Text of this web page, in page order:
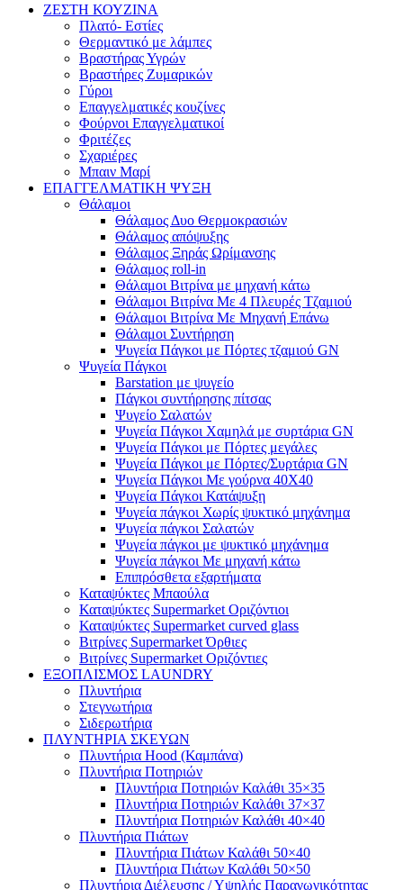
ΖΕΣΤΗ ΚΟΥΖΙΝΑ
Πλατό- Εστίες
Θερμαντικό με λάμπες
Βραστήρας Υγρών
Βραστήρες Ζυμαρικών
Γύροι
Επαγγελματικές κουζίνες
Φούρνοι Επαγγελματικοί
Φριτέζες
Σχαριέρες
Μπαιν Μαρί
ΕΠΑΓΓΕΛΜΑΤΙΚΗ ΨΥΞΗ
Θάλαμοι
Θάλαμος Δυο Θερμοκρασιών
Θάλαμος απόψυξης
Θάλαμος Ξηράς Ωρίμανσης
Θάλαμος roll-in
Θάλαμοι Βιτρίνα με μηχανή κάτω
Θάλαμοι Βιτρίνα Με 4 Πλευρές Τζαμιού
Θάλαμοι Βιτρίνα Με Μηχανή Επάνω
Θάλαμοι Συντήρηση
Ψυγεία Πάγκοι με Πόρτες τζαμιού GN
Ψυγεία Πάγκοι
Barstation με ψυγείο
Πάγκοι συντήρησης πίτσας
Ψυγείο Σαλατών
Ψυγεία Πάγκοι Χαμηλά με συρτάρια GN
Ψυγεία Πάγκοι με Πόρτες μεγάλες
Ψυγεία Πάγκοι με Πόρτες/Συρτάρια GN
Ψυγεία Πάγκοι Με γούρνα 40Χ40
Ψυγεία Πάγκοι Κατάψυξη
Ψυγεία πάγκοι Χωρίς ψυκτικό μηχάνημα
Ψυγεία πάγκοι Σαλατών
Ψυγεία πάγκοι με ψυκτικό μηχάνημα
Ψυγεία πάγκοι Με μηχανή κάτω
Επιπρόσθετα εξαρτήματα
Καταψύκτες Μπαούλα
Καταψύκτες Supermarket Οριζόντιοι
Καταψύκτες Supermarket curved glass
Βιτρίνες Supermarket Όρθιες
Βιτρίνες Supermarket Οριζόντιες
ΕΞΟΠΛΙΣΜΟΣ LAUNDRY
Πλυντήρια
Στεγνωτήρια
Σιδερωτήρια
ΠΛΥΝΤΗΡΙΑ ΣΚΕΥΩΝ
Πλυντήρια Hood (Καμπάνα)
Πλυντήρια Ποτηριών
Πλυντήρια Ποτηριών Καλάθι 35×35
Πλυντήρια Ποτηριών Καλάθι 37×37
Πλυντήρια Ποτηριών Καλάθι 40×40
Πλυντήρια Πιάτων
Πλυντήρια Πιάτων Καλάθι 50×40
Πλυντήρια Πιάτων Καλάθι 50×50
Πλυντήρια Διέλευσης / Υψηλής Παραγωγικότητας